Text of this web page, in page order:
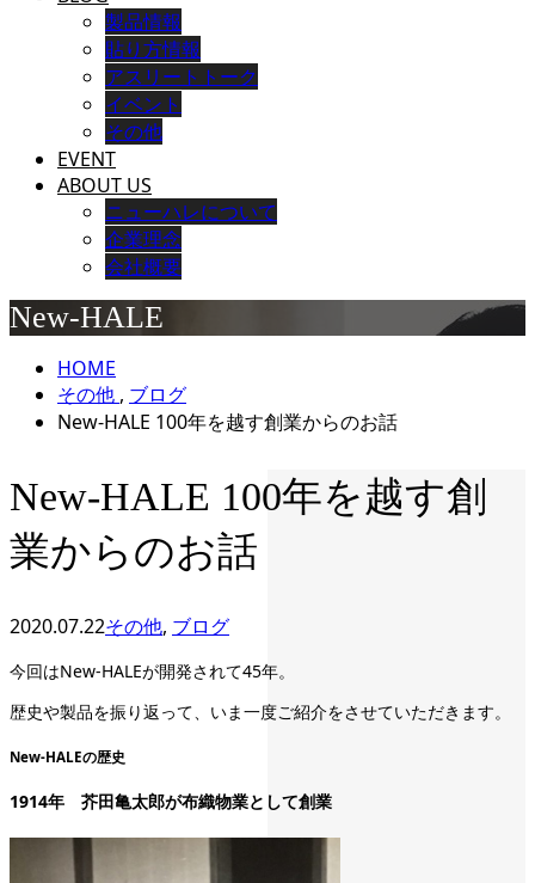
製品情報
貼り方情報
アスリートトーク
イベント
その他
EVENT
ABOUT US
ニューハレについて
企業理念
会社概要
New-HALE
HOME
その他 , ブログ
New-HALE 100年を越す創業からのお話
New-HALE 100年を越す創
業からのお話
2020.07.22その他, ブログ
今回はNew-HALEが開発されて45年。
歴史や製品を振り返って、いま一度ご紹介をさせていただきます。
New-HALEの歴史
1914年 芥田亀太郎が布織物業として創業